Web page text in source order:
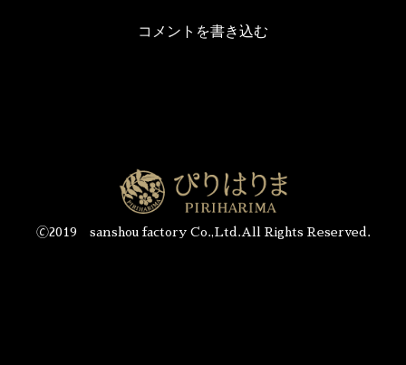
コメントを書き込む
🄫2019 sanshou factory Co.,Ltd.All Rights Reserved.